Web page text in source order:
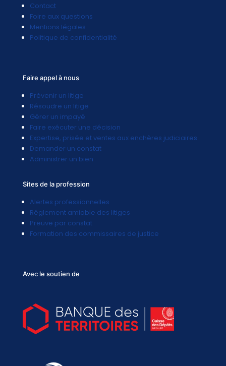
Contact
Foire aux questions
Mentions légales
Politique de confidentialité
Faire appel à nous
Prévenir un litige
Résoudre un litige
Gérer un impayé
Faire exécuter une décision
Expertise, prisée et ventes aux enchères judiciaires
Demander un constat
Administrer un bien
Sites de la profession
Alertes professionnelles
Réglement amiable des litiges
Preuve par constat
Formation des commissaires de justice
Avec le soutien de